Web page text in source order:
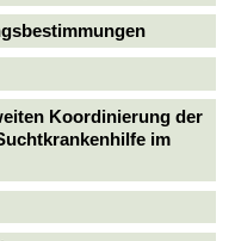
Koordinierung der
im